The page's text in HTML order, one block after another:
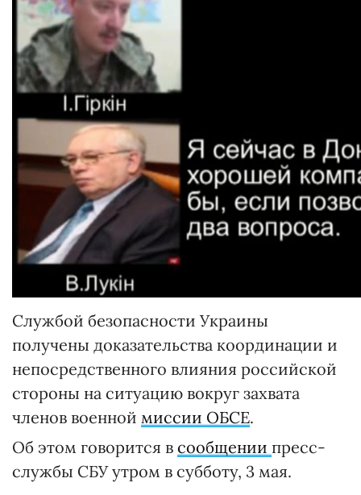
Службой безопасности Украины
получены доказательства координации и
непосредственного влияния российской
стороны на ситуацию вокруг захвата
членов военной миссии ОБСЕ.
Об этом говорится в сообщении пресс-
службы СБУ утром в субботу, 3 мая.